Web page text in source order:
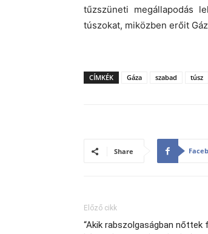
tűzszüneti megállapodás
túszokat, miközben erőit
CÍMKÉK Gáza szabad túsz
Share
Előző cikk
“Akik rabszolgaságban nőttek